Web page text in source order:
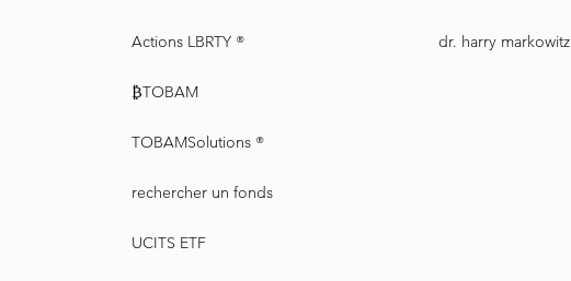
Actions LBRTY ®
₿TOBAM
TOBAMSolutions ®
rechercher un fonds
UCITS ETF
dr. harry markowitz